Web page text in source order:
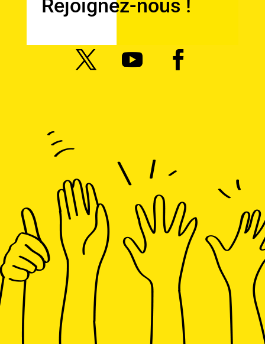
Rejoignez-nous !